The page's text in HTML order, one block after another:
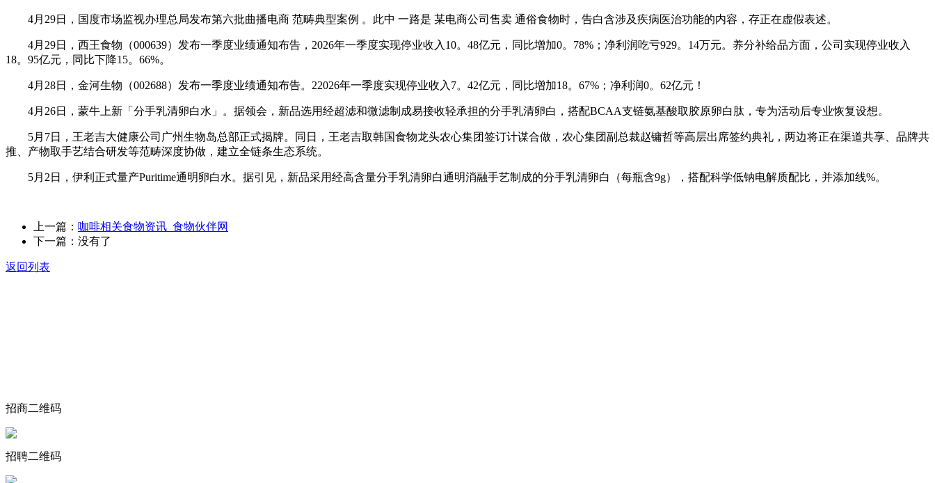
4月29日，国度市场监视办理总局发布第六批曲播电商 范畴典型案例 。此中 一路是 某电商公司售卖 通俗食物时，告白含涉及疾病医治功能的内容，存正在虚假表述。
4月29日，西王食物（000639）发布一季度业绩通知布告，2026年一季度实现停业收入10。48亿元，同比增加0。78%；净利润吃亏929。14万元。养分补给品方面，公司实现停业收入
18。95亿元，同比下降15。66%。
4月28日，金河生物（002688）发布一季度业绩通知布告。22026年一季度实现停业收入7。42亿元，同比增加18。67%；净利润0。62亿元！
4月26日，蒙牛上新「分手乳清卵白水」。据领会，新品选用经超滤和微滤制成易接收轻承担的分手乳清卵白，搭配BCAA支链氨基酸取胶原卵白肽，专为活动后专业恢复设想。
5月7日，王老吉大健康公司广州生物岛总部正式揭牌。同日，王老吉取韩国食物龙头农心集团签订计谋合做，农心集团副总裁赵镛哲等高层出席签约典礼，两边将正在渠道共享、品牌共
推、产物取手艺结合研发等范畴深度协做，建立全链条生态系统。
5月2日，伊利正式量产Puritime通明卵白水。据引见，新品采用经高含量分手乳清卵白通明消融手艺制成的分手乳清卵白（每瓶含9g），搭配科学低钠电解质配比，并添加线%。
上一篇： 咖啡相关食物资讯_食物伙伴网
下一篇：没有了
返回列表
招商二维码
招聘二维码